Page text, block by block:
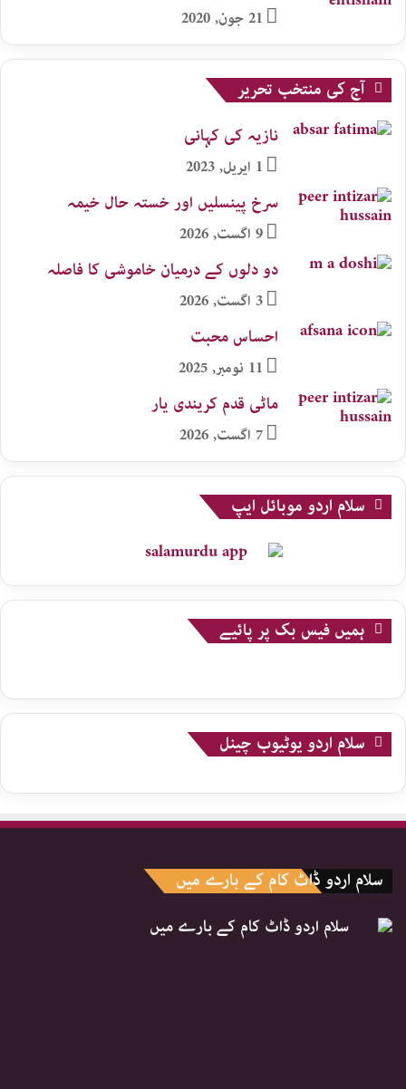
21 جون, 2020
آج کی منتخب تحریر
نازیہ کی کہانی
1 اپریل, 2023
سرخ پینسلیں اور خستہ حال خیمہ
9 اگست, 2026
دو دلوں کے درمیان خاموشی کا فاصلہ
3 اگست, 2026
احساس محبت
11 نومبر, 2025
ماٹی قدم کریندی یار
7 اگست, 2026
سلام اردو موبائل ایپ
ہمیں فیس بک پر پائیے
سلام اردو یوٹیوب چینل
سلام اردو ڈاٹ کام کے بارے میں